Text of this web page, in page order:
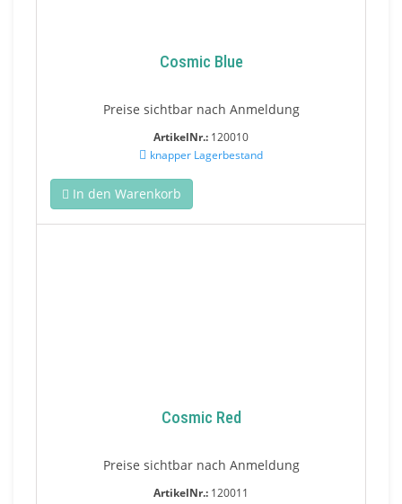
Cosmic Blue
Preise sichtbar nach Anmeldung
ArtikelNr.: 120010
knapper Lagerbestand
In den Warenkorb
Cosmic Red
Preise sichtbar nach Anmeldung
ArtikelNr.: 120011